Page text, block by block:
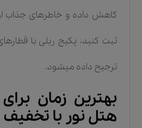
کاهش داده و خاطرهای جذاب
ترجیح داده میشود.
بهترین زمان
هتل نور با تخفیف